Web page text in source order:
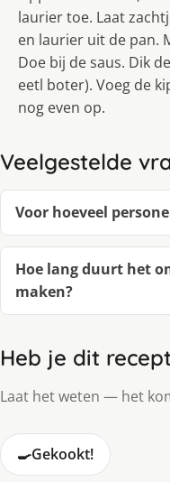
laurier toe. Laat
en laurier uit de pan.
Doe bij de saus. Dik
eetl boter). Voeg de
nog even op.
Veelgestelde
Voor hoeveel
Hoe lang duurt het
maken?
Heb je dit
Laat het weten — het
🍳Gekookt!